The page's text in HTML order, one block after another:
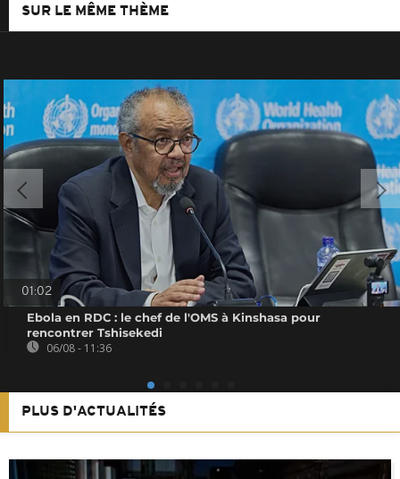
SUR LE MÊME THÈME
01:02
Ebola en RDC : le chef de l'OMS à Kinshasa pour
rencontrer Tshisekedi
06/08 - 11:36
PLUS D'ACTUALITÉS